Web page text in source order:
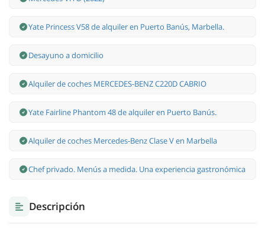
Yate Princess V58 de alquiler en Puerto Banús, Marbella.
Desayuno a domicilio
Alquiler de coches MERCEDES-BENZ C220D CABRIO
Yate Fairline Phantom 48 de alquiler en Puerto Banús.
Alquiler de coches Mercedes-Benz Clase V en Marbella
Chef privado. Menús a medida. Una experiencia gastronómica
Descripción